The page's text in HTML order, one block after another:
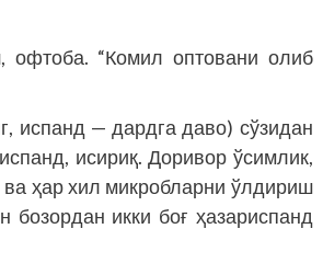
“Комил оптовани олиб
испанд — дардга даво) сўзидан
исириқ. Доривор ўсимлик,
ҳар хил микробларни ўлдириш
икки боғ ҳазариспанд